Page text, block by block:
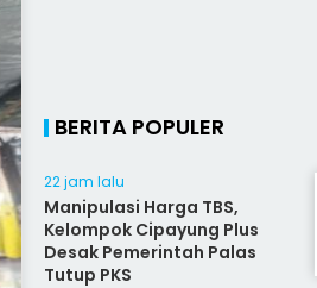
BERITA POPULER
22 jam lalu
Manipulasi Harga TBS,
Kelompok Cipayung Plus
Desak Pemerintah Palas
Tutup PKS